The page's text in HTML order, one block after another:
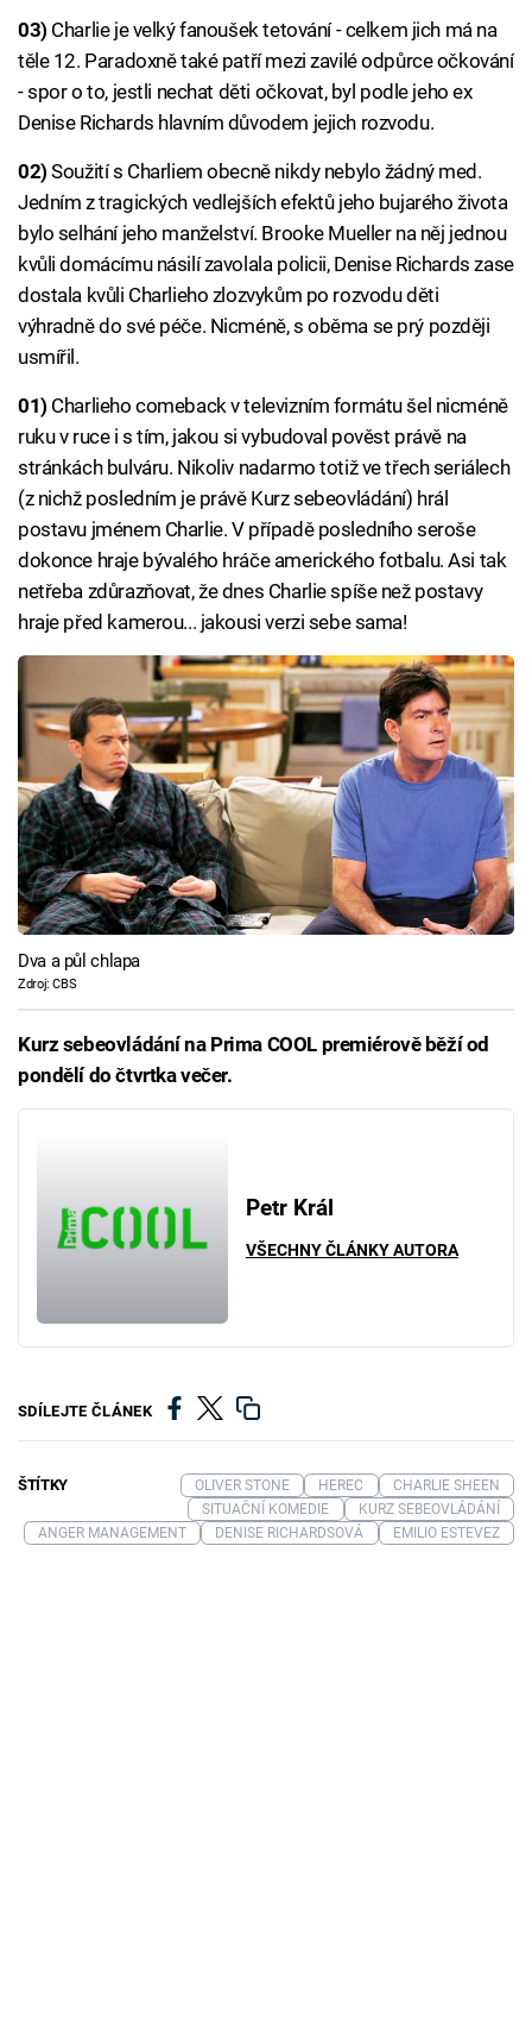
03) Charlie je velký fanoušek tetování - celkem jich má na
těle 12. Paradoxně také patří mezi zavilé odpůrce očkování
- spor o to, jestli nechat děti očkovat, byl podle jeho ex
Denise Richards hlavním důvodem jejich rozvodu.
02)Soužití s Charliem obecně nikdy nebylo žádný med.
Jedním z tragických vedlejších efektů jeho bujarého života
bylo selhání jeho manželství. Brooke Mueller na něj jednou
kvůli domácímu násilí zavolala policii, Denise Richards zase
dostala kvůli Charlieho zlozvykům po rozvodu děti
výhradně do své péče. Nicméně, s oběma se prý později
usmířil.
01) Charlieho comeback v televizním formátu šel nicméně
ruku v ruce i s tím, jakou si vybudoval pověst právě na
stránkách bulváru. Nikoliv nadarmo totiž ve třech seriálech
(z nichž posledním je právě Kurz sebeovládání) hrál
postavu jménem Charlie. V případě posledního seroše
dokonce hraje bývalého hráče amerického fotbalu. Asi tak
netřeba zdůrazňovat, že dnes Charlie spíše než postavy
hraje před kamerou... jakousi verzi sebe sama!
Dva a půl chlapa
Zdroj: CBS
Kurz sebeovládání na Prima COOL premiérově běží od
pondělí do čtvrtka večer.
Petr Král
VŠECHNY ČLÁNKY AUTORA
SDÍLEJTE ČLÁNEK
ŠTÍTKY OLIVER STONE HEREC
CHARLIE SHEEN
SITUAČNÍ KOMEDIE
KURZ SEBEOVLÁDÁNÍ
ANGER MANAGEMENT
DENISE RICHARDSOVÁ EMILIO ESTEVEZ